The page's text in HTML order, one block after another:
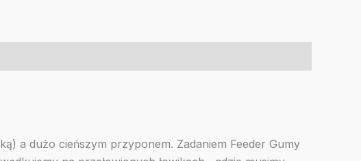
a dużo cieńszym przyponem. Zadaniem Feeder Gumy